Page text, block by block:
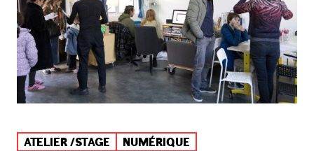
ATELIER /STAGE NUMÉRIQUE